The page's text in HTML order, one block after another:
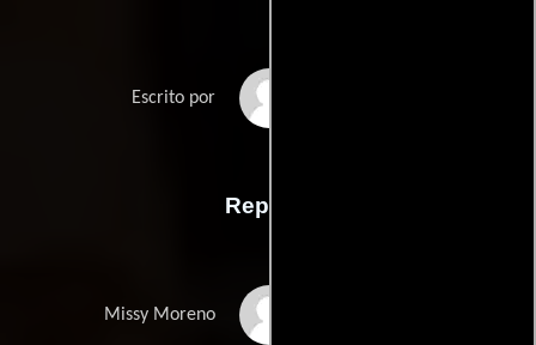
Escrito por
Reparto
Missy Moreno